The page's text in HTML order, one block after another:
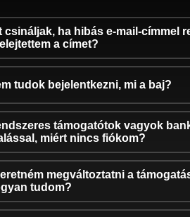
csináljak, ha hibás e-mail-címmel
a címet?
tudok bejelentkezni, mi a baj?
támogatótok vagyok
miért nincs fiókom?
megváltoztatni a
tudom?